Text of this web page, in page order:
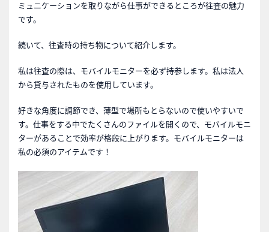
ミュニケーションを取りながら仕事ができるところが往査の魅力
です。
続いて、往査時の持ち物について紹介します。
私は往査の際は、モバイルモニターを必ず持参します。私は法人
から貸与されたものを使用しています。
好きな角度に調節でき、薄型で場所もとらないので使いやすいで
す。仕事をする中でたくさんのファイルを開くので、モバイルモニ
ターがあることで効率が格段に上がります。モバイルモニターは
私の必須のアイテムです！